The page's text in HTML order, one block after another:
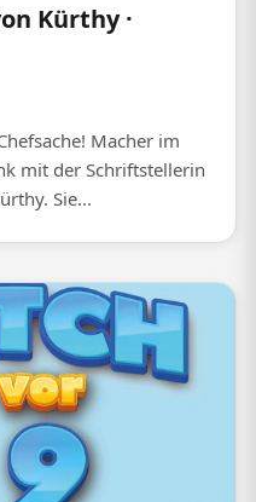
Kürthy ·
Macher im
mit der Schriftstellerin
Sie...